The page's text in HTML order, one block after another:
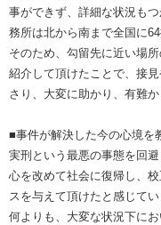
事ができず、詳細な状況も
務所は北から南まで全国に
そのため、勾留先に近い場
紹介して頂けたことで、接
さり、大変に助かり、有難か
■事件が解決した今の心境を
実刑という最悪の事態を回
心を改めて社会に復帰し、
スを与えて頂けたと感じてい
何よりも、大変な状況下に